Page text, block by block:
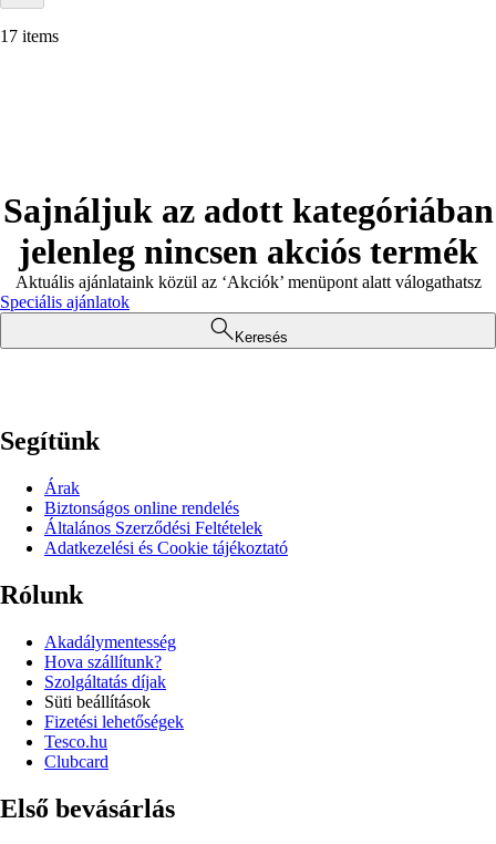
17 items
Sajnáljuk az adott kategóriában
jelenleg nincsen akciós termék
Aktuális ajánlataink közül az ‘Akciók’ menüpont alatt válogathatsz
Speciális ajánlatok
Keresés
Segítünk
Árak
Biztonságos online rendelés
Általános Szerződési Feltételek
Adatkezelési és Cookie tájékoztató
Rólunk
Akadálymentesség
Hova szállítunk?
Szolgáltatás díjak
Süti beállítások
Fizetési lehetőségek
Tesco.hu
Clubcard
Első bevásárlás